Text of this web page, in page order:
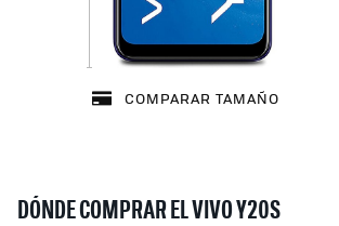
COMPARAR TAMAÑO
DÓNDE COMPRAR EL VIVO Y20S